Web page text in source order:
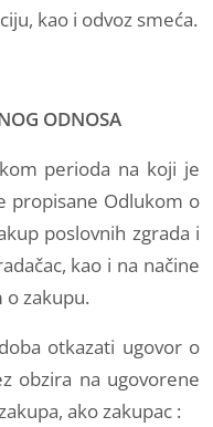
kao i odvoz smeća.
ODNOSA
perioda na koji je
propisane Odlukom o
poslovnih zgrada i
kao i na načine
zakupu.
otkazati ugovor o
obzira na ugovorene
ako zakupac :